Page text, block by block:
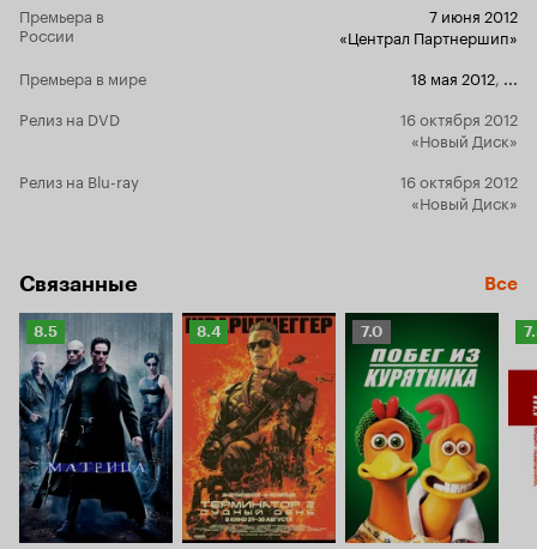
Премьера в
России
7 июня 2012
«Централ Партнершип»
Премьера в мире
18 мая 2012
Релиз на DVD
16 октября 2012
«Новый Диск»
Релиз на Blu-ray
16 октября 2012
«Новый Диск»
Связанные Все
Рейтинг
Кинопоиска
8.5
8.5
Рейтинг
Кинопоиска
8.4
8.4
Рейтинг
Кинопоиска
7.0
7.0